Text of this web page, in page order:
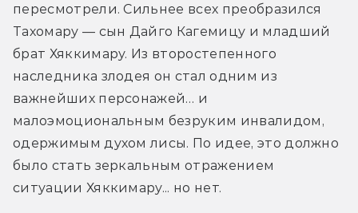
пересмотрели. Сильнее всех преобразился
Тахомару — сын Дайго Кагемицу и младший
брат Хяккимару. Из второстепенного
наследника злодея он стал одним из
важнейших персонажей… и
малоэмоциональным безруким инвалидом,
одержимым духом лисы. По идее, это должно
было стать зеркальным отражением
ситуации Хяккимару... но нет.